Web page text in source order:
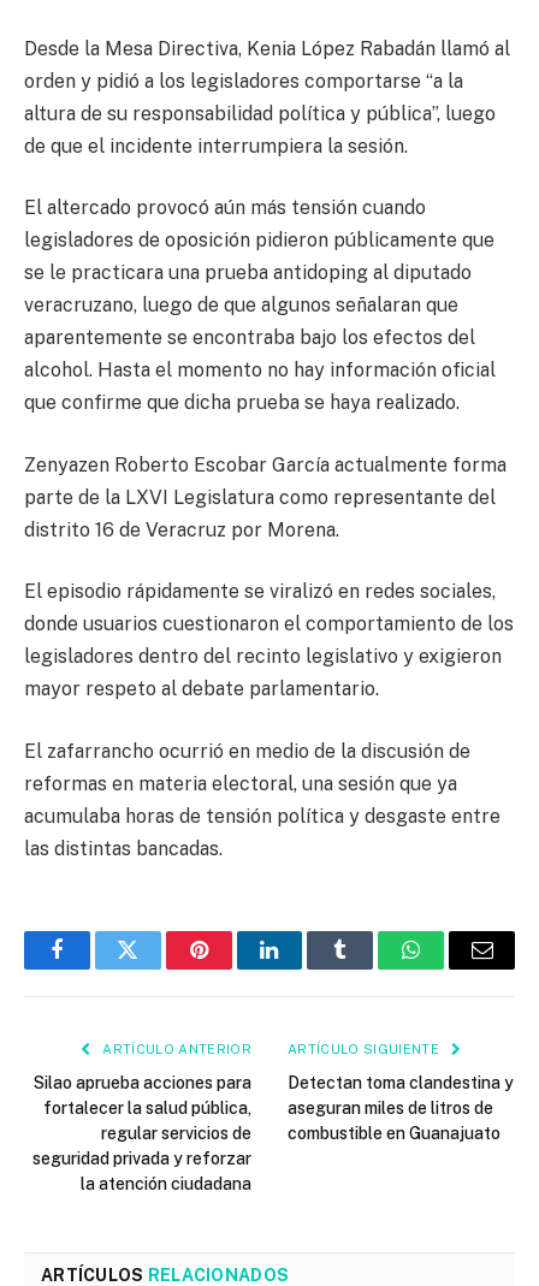
Desde la Mesa Directiva, Kenia López Rabadán llamó al
orden y pidió a los legisladores comportarse “a la
altura de su responsabilidad política y pública”, luego
de que el incidente interrumpiera la sesión.
El altercado provocó aún más tensión cuando
legisladores de oposición pidieron públicamente que
se le practicara una prueba antidoping al diputado
veracruzano, luego de que algunos señalaran que
aparentemente se encontraba bajo los efectos del
alcohol. Hasta el momento no hay información oficial
que confirme que dicha prueba se haya realizado.
Zenyazen Roberto Escobar García actualmente forma
parte de la LXVI Legislatura como representante del
distrito 16 de Veracruz por Morena.
El episodio rápidamente se viralizó en redes sociales,
donde usuarios cuestionaron el comportamiento de los
legisladores dentro del recinto legislativo y exigieron
mayor respeto al debate parlamentario.
El zafarrancho ocurrió en medio de la discusión de
reformas en materia electoral, una sesión que ya
acumulaba horas de tensión política y desgaste entre
las distintas bancadas.
FacebookTwitter PinterestLinkedInTumblr WhatsAppEmail
ARTÍCULO ANTERIOR
Silao aprueba acciones para
fortalecer la salud pública,
regular servicios de
seguridad privada y reforzar
la atención ciudadana
ARTÍCULO SIGUIENTE
Detectan toma clandestina y
aseguran miles de litros de
combustible en Guanajuato
ARTÍCULOS RELACIONADOS